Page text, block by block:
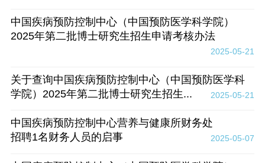
中国疾病预防控制中心（中国预防医学科学院）
2025年第二批博士研究生招生申请考核办法
2025-05-21
关于查询中国疾病预防控制中心（中国预防医学科
学院）2025年第二批博士研究生招生...
2025-05-21
中国疾病预防控制中心营养与健康所财务处
招聘1名财务人员的启事
2025-05-07